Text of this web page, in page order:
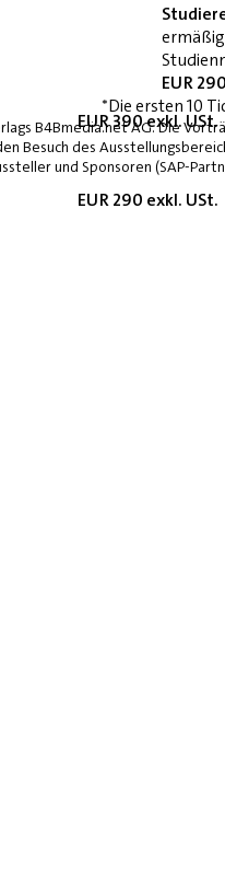
EUR 390 exkl. USt.
EUR 290 exkl. USt.
EUR
*Die ersten 10
B4Bmedia.net AG. Die
Besuch des
und Sponsoren (SAP-